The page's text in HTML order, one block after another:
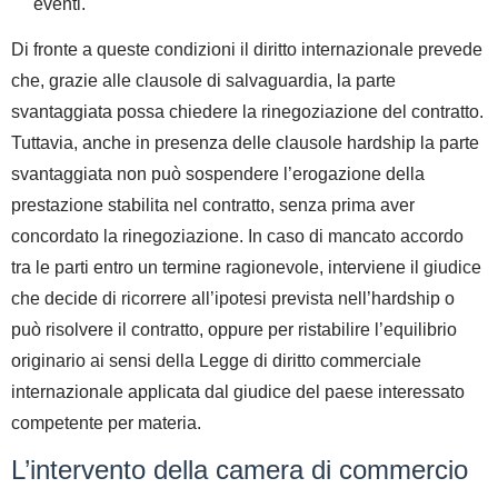
eventi.
Di fronte a queste condizioni il diritto internazionale prevede
che, grazie alle clausole di salvaguardia, la parte
svantaggiata possa chiedere la rinegoziazione del contratto.
Tuttavia, anche in presenza delle clausole hardship la parte
svantaggiata non può sospendere l’erogazione della
prestazione stabilita nel contratto, senza prima aver
concordato la rinegoziazione. In caso di mancato accordo
tra le parti entro un termine ragionevole, interviene il giudice
che decide di ricorrere all’ipotesi prevista nell’hardship o
può risolvere il contratto, oppure per ristabilire l’equilibrio
originario ai sensi della Legge di diritto commerciale
internazionale applicata dal giudice del paese interessato
competente per materia.
L’intervento della camera di commercio